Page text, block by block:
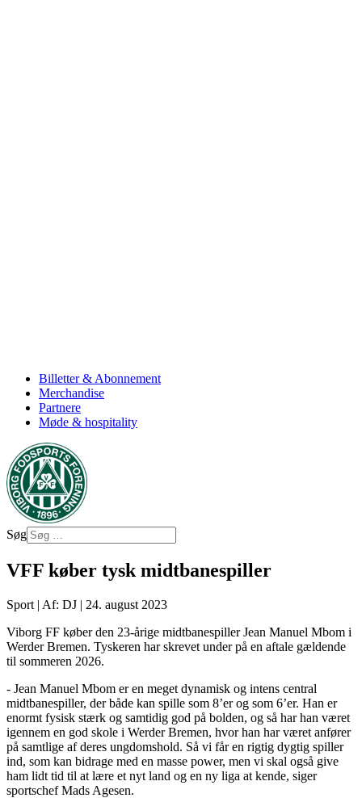
Billetter & Abonnement
Merchandise
Partnere
Møde & hospitality
Søg
VFF køber tysk midtbanespiller
Sport | Af: DJ | 24. august 2023
Viborg FF køber den 23-årige midtbanespiller Jean Manuel Mbom i
Werder Bremen. Tyskeren har skrevet under på en aftale gældende
til sommeren 2026.
- Jean Manuel Mbom er en meget dynamisk og intens central
midtbanespiller, der både kan spille som 8’er og som 6’er. Han er
enormt fysisk stærk og samtidig god på bolden, og så har han været
igennem en god skole i Werder Bremen, hvor han har været anfører
på samtlige af deres ungdomshold. Så vi får en rigtig dygtig spiller
ind, som kan bidrage med en masse power, men vi skal også give
ham lidt tid til at lære et nyt land og en ny liga at kende, siger
sportschef Mads Agesen.